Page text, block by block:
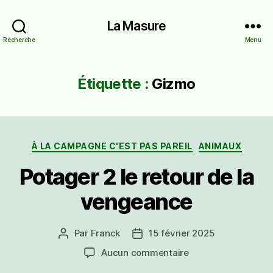
Recherche
La Masure
Menu
Étiquette : Gizmo
Catégories
À LA CAMPAGNE C'EST PAS PAREIL ANIMAUX
Potager 2 le retour de la
vengeance
Auteur
l’article
Par Franck
Date15 février 2025
Aucun commentairesur